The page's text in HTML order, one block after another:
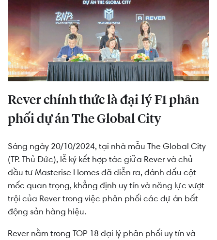
phối dự án The Global City cao tầng
Rever chính thức là đại lý F1 phân
phối dự án The Global City
Sáng ngày 20/10/2024, tại nhà mẫu The Global City
(TP. Thủ Đức), lễ ký kết hợp tác giữa Rever và chủ
đầu tư Masterise Homes đã diễn ra, đánh dấu cột
mốc quan trọng, khẳng định uy tín và năng lực vượt
trội của Rever trong việc phân phối các dự án bất
động sản hàng hiệu.
Rever nằm trong TOP 18 đại lý phân phối uy tín và